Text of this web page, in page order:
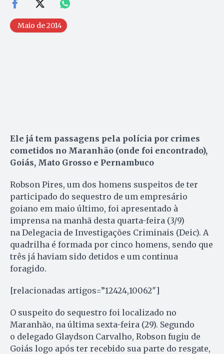
Maio de 2014
Ele já tem passagens pela polícia por crimes
cometidos no Maranhão (onde foi encontrado),
Goiás, Mato Grosso e Pernambuco
Robson Pires, um dos homens suspeitos de ter
participado do sequestro de um empresário
goiano em maio último, foi apresentado à
imprensa na manhã desta quarta-feira (3/9)
na Delegacia de Investigações Criminais (Deic). A
quadrilha é formada por cinco homens, sendo que
três já haviam sido detidos e um continua
foragido.
[relacionadas artigos=”12424,10062″]
O suspeito do sequestro foi localizado no
Maranhão, na última sexta-feira (29). Segundo
o delegado Glaydson Carvalho, Robson fugiu de
Goiás logo após ter recebido sua parte do resgate,